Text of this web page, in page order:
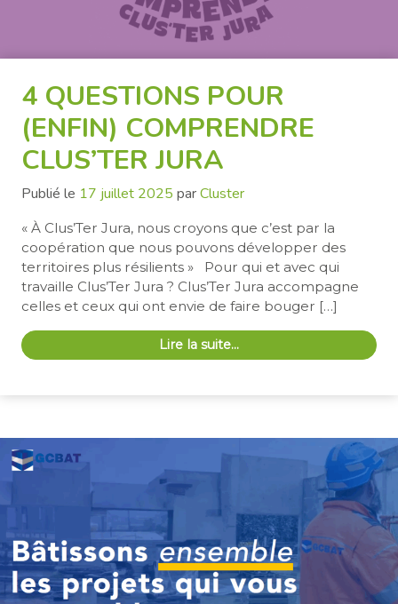
4 QUESTIONS POUR
(ENFIN) COMPRENDRE
CLUS’TER JURA
Publié le 17 juillet 2025 parCluster
« À Clus’Ter Jura, nous croyons que c’est par la
coopération que nous pouvons développer des
territoires plus résilients » Pour qui et avec qui
travaille Clus’Ter Jura ? Clus’Ter Jura accompagne
celles et ceux qui ont envie de faire bouger […]
Lire la suite…